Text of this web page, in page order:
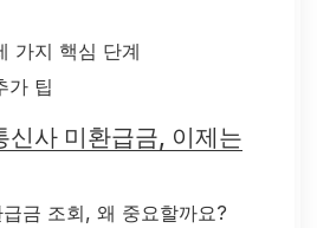
가지 핵심 단계
가 팁
신사 미환급금, 이제는
금 조회, 왜 중요할까요?